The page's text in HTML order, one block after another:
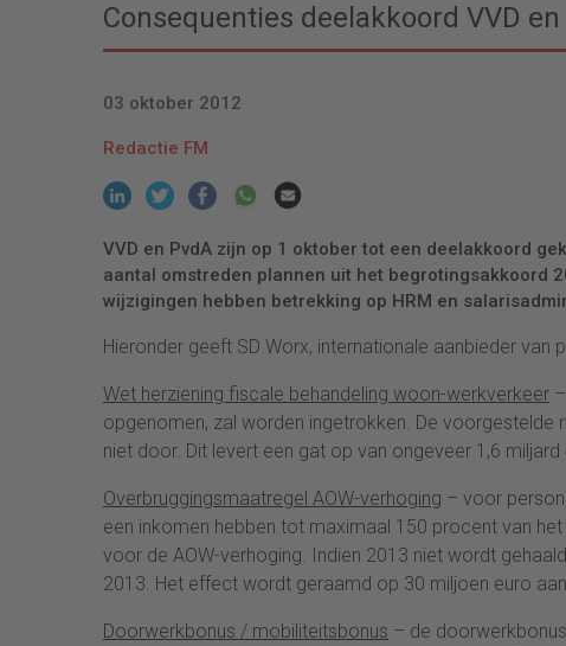
Consequenties deelakkoord VVD
03 oktober 2012
Redactie FM
VVD en PvdA zijn op 1 oktober tot een deelakkoord
aantal omstreden plannen uit het begrotingsakkoord
wijzigingen hebben betrekking op HRM en
Hieronder geeft SD Worx, internationale aanbieder van
Wet herziening fiscale behandeling woon-werkverkeer
opgenomen, zal worden ingetrokken. De
niet door. Dit levert een gat op van ongeveer 1,6 miljard
Overbruggingsmaatregel AOW-verhoging – voor
een inkomen hebben tot maximaal 150 procent van
voor de AOW-verhoging. Indien 2013 niet wordt
2013. Het effect wordt geraamd op 30 miljoen euro
Doorwerkbonus / mobiliteitsbonus – de